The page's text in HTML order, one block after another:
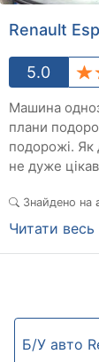
Renault
5.0
Машина
плани
подорожі. Як
не дуже
Знайдено на
Читати весь
Б/У авто